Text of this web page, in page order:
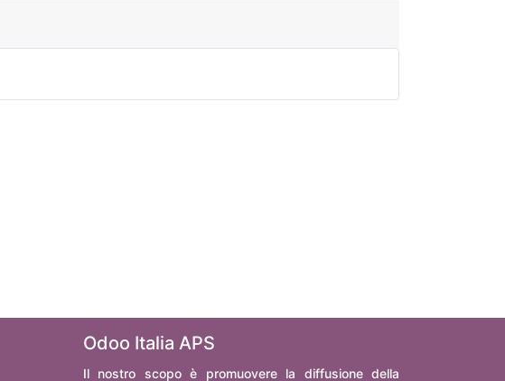
Odoo Italia APS
Il nostro scopo è promuovere la diffusione della